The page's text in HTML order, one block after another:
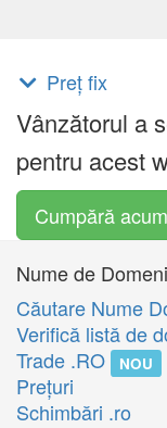
Preț fix
Vânzătorul a
pentru acest
Cumpără
Nume de
Căutare Nume
Verifică listă de
Trade .RO
NOU
Preţuri
Schimbări .ro